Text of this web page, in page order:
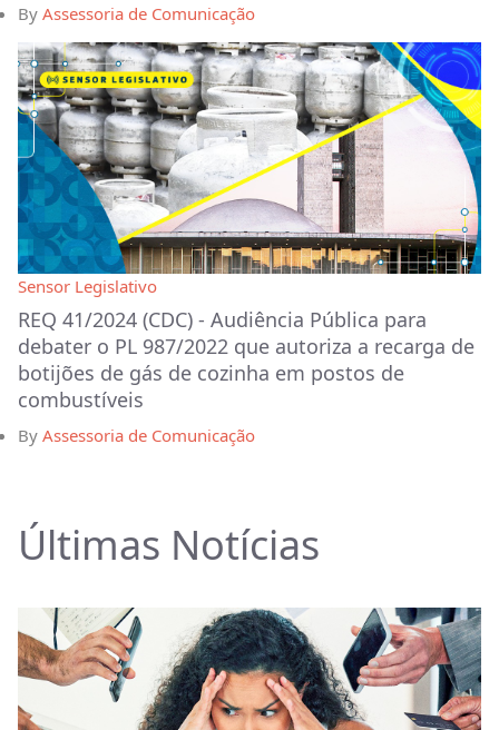
By Assessoria de Comunicação
Sensor Legislativo
REQ 41/2024 (CDC) - Audiência Pública para
debater o PL 987/2022 que autoriza a recarga de
botijões de gás de cozinha em postos de
combustíveis
By Assessoria de Comunicação
Últimas Notícias